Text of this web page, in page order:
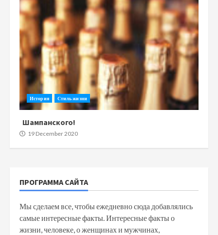
История Стиль жизни
Шампанского!
19 December 2020
ПРОГРАММА САЙТА
Мы сделаем все, чтобы ежедневно сюда добавлялись
самые интересные факты. Интересные факты о
жизни, человеке, о женщинах и мужчинах,